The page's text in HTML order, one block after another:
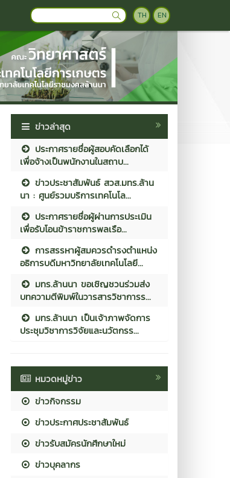
TH EN
ข่าวล่าสุด
ประกาศรายชื่อผู้สอบคัดเลือกได้
เพื่อจ้างเป็นพนักงานในสถาบ...
ข่าวประชาสัมพันธ์ สวส.มทร.ล้าน
นา : ศูนย์รวมบริการเทคโนโล...
ประกาศรายชื่อผู้ผ่านการประเมิน
เพื่อรับโอนข้าราชการพลเรือ...
การสรรหาผู้สมควรดำรงตำแหน่ง
อธิการบดีมหาวิทยาลัยเทคโนโลยี...
มทร.ล้านนา ขอเชิญชวนร่วมส่ง
บทความตีพิมพ์ในวารสารวิชาการร...
มทร.ล้านนา เป็นเจ้าภาพจัดการ
ประชุมวิชาการวิจัยและนวัตกรร...
หมวดหมู่ข่าว
ข่าวกิจกรรม
ข่าวประกาศประชาสัมพันธ์
ข่าวรับสมัครนักศึกษาใหม่
ข่าวบุคลากร